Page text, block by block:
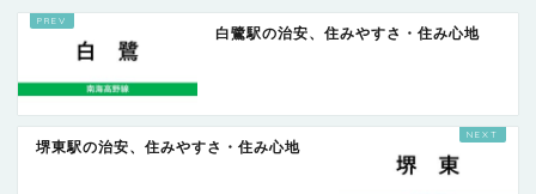
白鷺駅の治安、住みやすさ・住み心地
堺東駅の治安、住みやすさ・住み心地